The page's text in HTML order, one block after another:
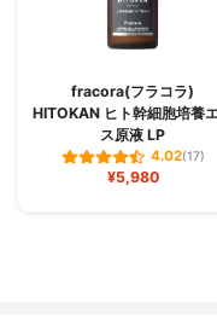
fracora(フラコラ)
HITOKAN ヒト幹細胞培養
ス原液 LP
4.02(17)
¥5,980